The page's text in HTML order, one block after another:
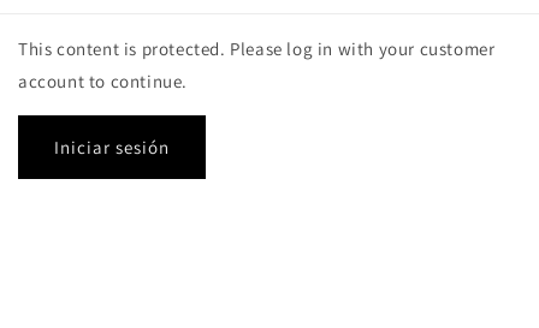
This content is protected. Please log in with your customer
account to continue.
Iniciar sesión